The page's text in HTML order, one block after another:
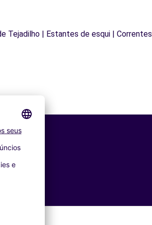
Tejadilho | Estantes de esqui | Correntes